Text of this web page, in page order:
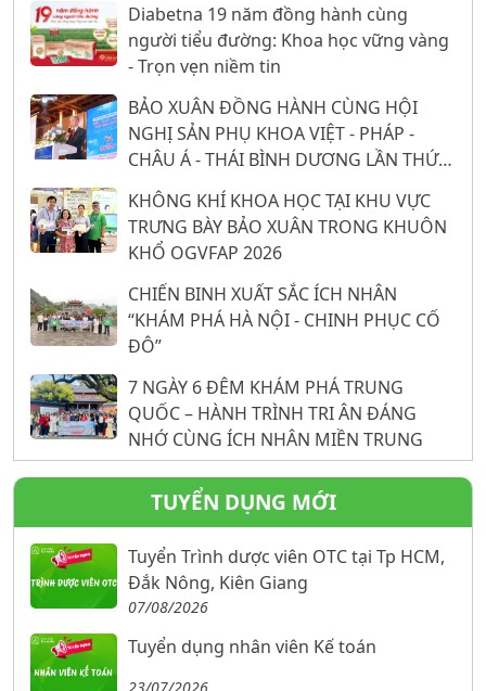
Diabetna 19 năm đồng hành cùng
người tiểu đường: Khoa học vững vàng
- Trọn vẹn niềm tin
BẢO XUÂN ĐỒNG HÀNH CÙNG HỘI
NGHỊ SẢN PHỤ KHOA VIỆT - PHÁP -
CHÂU Á - THÁI BÌNH DƯƠNG LẦN THỨ
26: 16 NĂM KHẲNG ĐỊNH VỊ THẾ TỪ
NỀN TẢNG KHOA HỌC
KHÔNG KHÍ KHOA HỌC TẠI KHU VỰC
TRƯNG BÀY BẢO XUÂN TRONG KHUÔN
KHỔ OGVFAP 2026
CHIẾN BINH XUẤT SẮC ÍCH NHÂN
“KHÁM PHÁ HÀ NỘI - CHINH PHỤC CỐ
ĐÔ”
7 NGÀY 6 ĐÊM KHÁM PHÁ TRUNG
QUỐC – HÀNH TRÌNH TRI ÂN ĐÁNG
NHỚ CÙNG ÍCH NHÂN MIỀN TRUNG
TUYỂN DỤNG MỚI
Tuyển Trình dược viên OTC tại Tp HCM,
Đắk Nông, Kiên Giang
07/08/2026
Tuyển dụng nhân viên Kế toán